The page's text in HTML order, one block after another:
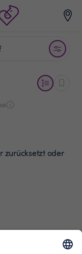
zurücksetzt oder